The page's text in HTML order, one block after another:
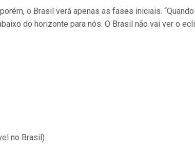
o Brasil verá apenas as fases iniciais.
do horizonte para nós. O Brasil não vai ver o
no Brasil)